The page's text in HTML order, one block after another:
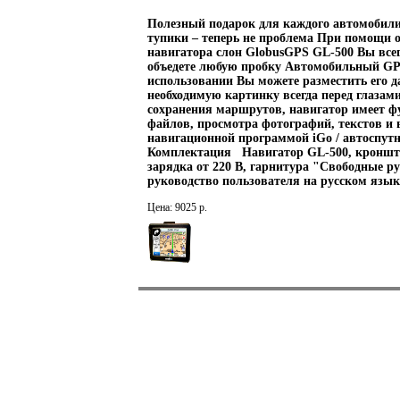
Полезный подарок для каждого
тупики – теперь не проблема При помощи
навигатора слон GlobusGPS GL-500 Вы
объедете любую пробку Автомобильный
использовании Вы можете разместить его
необходимую картинку всегда перед
сохранения маршрутов, навигатор имеет
файлов, просмотра фотографий, текстов
навигационной программой iGo /
Комплектация Навигатор GL-500,
зарядка от 220 В, гарнитура "Свободные
руководство пользователя на русском
Цена: 9025 р.